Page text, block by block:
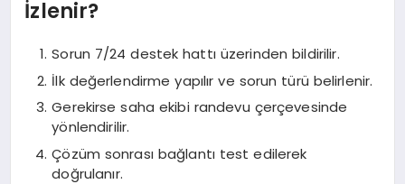
İzlenir?
Sorun 7/24 destek hattı üzerinden bildirilir.
İlk değerlendirme yapılır ve sorun türü belirlenir.
Gerekirse saha ekibi randevu çerçevesinde
yönlendirilir.
Çözüm sonrası bağlantı test edilerek
doğrulanır.